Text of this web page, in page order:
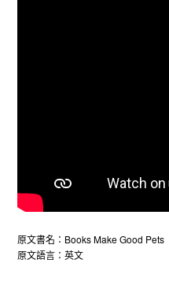
原文書名：Books Make Good Pets
原文語言：英文